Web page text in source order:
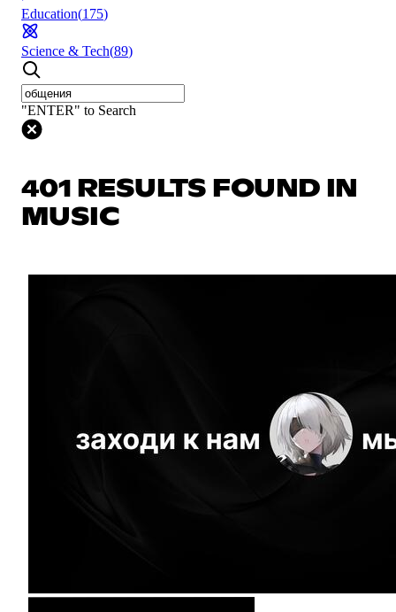
Education(175)
Science & Tech(89)
"ENTER" to Search
401 RESULTS FOUND IN
MUSIC